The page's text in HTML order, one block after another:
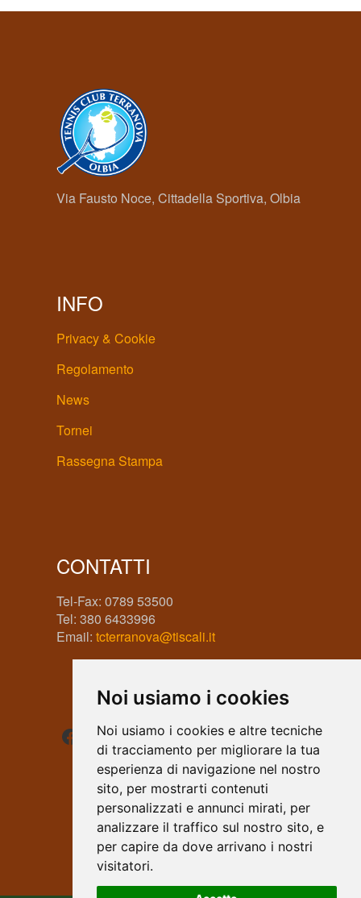
Noi usiamo i cookies
Noi usiamo i cookies e altre tecniche
di tracciamento per migliorare la tua
esperienza di navigazione nel nostro
sito, per mostrarti contenuti
personalizzati e annunci mirati, per
analizzare il traffico sul nostro sito, e
per capire da dove arrivano i nostri
visitatori.
Via Fausto Noce, Cittadella Sportiva, Olbia
INFO
Privacy & Cookie
Regolamento
News
Tornei
Rassegna Stampa
CONTATTI
Tel-Fax: 0789 53500
Tel: 380 6433996
Email: tcterranova@tiscali.it
Facebook
Instagram
WhatsApp